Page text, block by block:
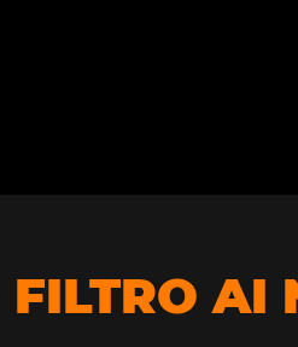
FILTRO AI